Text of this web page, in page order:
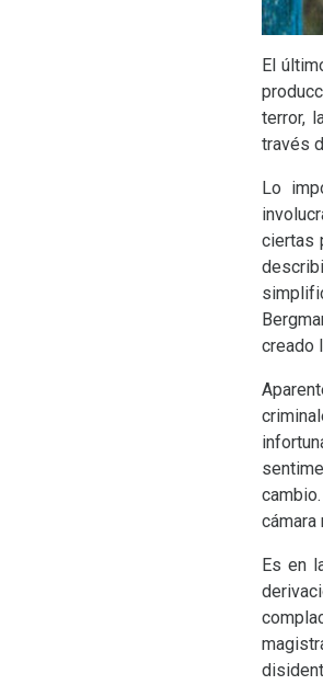
El
terror,
través
Lo
ciertas
creado
cámara
Es en